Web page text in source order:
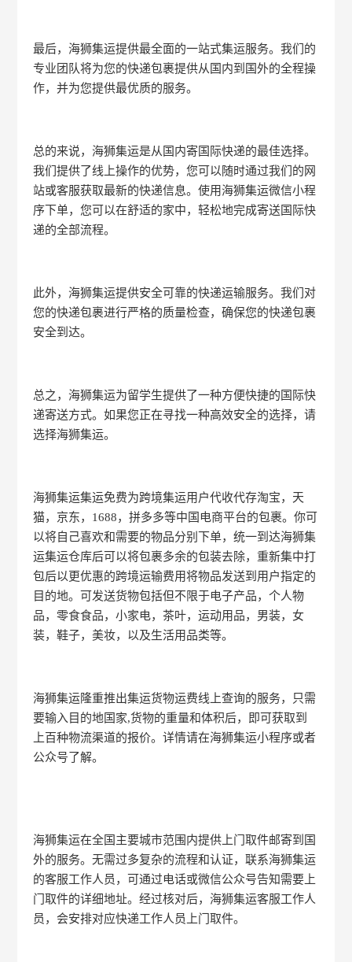
最后，海狮集运提供最全面的一站式集运服务。我们的
专业团队将为您的快递包裹提供从国内到国外的全程操
作，并为您提供最优质的服务。
总的来说，海狮集运是从国内寄国际快递的最佳选择。
我们提供了线上操作的优势，您可以随时通过我们的网
站或客服获取最新的快递信息。使用海狮集运微信小程
序下单，您可以在舒适的家中，轻松地完成寄送国际快
递的全部流程。
此外，海狮集运提供安全可靠的快递运输服务。我们对
您的快递包裹进行严格的质量检查，确保您的快递包裹
安全到达。
总之，海狮集运为留学生提供了一种方便快捷的国际快
递寄送方式。如果您正在寻找一种高效安全的选择，请
选择海狮集运。
海狮集运集运免费为跨境集运用户代收代存淘宝，天
猫，京东，1688，拼多多等中国电商平台的包裹。你可
以将自己喜欢和需要的物品分别下单，统一到达海狮集
运集运仓库后可以将包裹多余的包装去除，重新集中打
包后以更优惠的跨境运输费用将物品发送到用户指定的
目的地。可发送货物包括但不限于电子产品，个人物
品，零食食品，小家电，茶叶，运动用品，男装，女
装，鞋子，美妆，以及生活用品类等。
海狮集运隆重推出集运货物运费线上查询的服务，只需
要输入目的地国家,货物的重量和体积后，即可获取到
上百种物流渠道的报价。详情请在海狮集运小程序或者
公众号了解。
海狮集运在全国主要城市范围内提供上门取件邮寄到国
外的服务。无需过多复杂的流程和认证，联系海狮集运
的客服工作人员，可通过电话或微信公众号告知需要上
门取件的详细地址。经过核对后，海狮集运客服工作人
员，会安排对应快递工作人员上门取件。